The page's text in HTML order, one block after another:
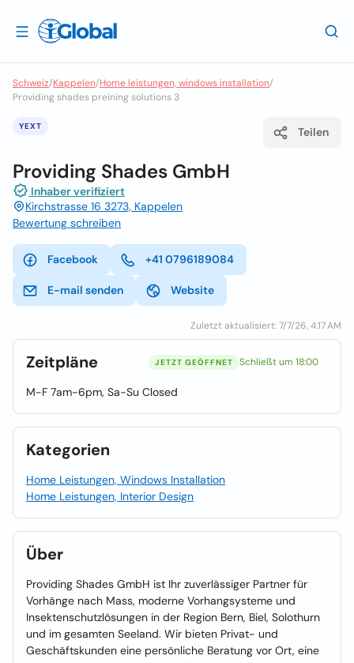
Schweiz/Kappelen/Home leistungen, windows installation/
Providing shades preining solutions 3
YEXT Teilen
Providing Shades GmbH
Inhaber verifiziert
Kirchstrasse 16 3273, Kappelen
Bewertung schreiben
Facebook +41 0796189084
E-mail senden Website
Zuletzt aktualisiert: 7/7/26, 4:17 AM
Zeitpläne JETZT GEÖFFNET Schließt um 18:00
M-F 7am-6pm, Sa-Su Closed
Kategorien
Home Leistungen, Windows Installation
Home Leistungen, Interior Design
Über
Providing Shades GmbH ist Ihr zuverlässiger Partner für
Vorhänge nach Mass, moderne Vorhangsysteme und
Insektenschutzlösungen in der Region Bern, Biel, Solothurn
und im gesamten Seeland. Wir bieten Privat- und
Geschäftskunden eine persönliche Beratung vor Ort, eine